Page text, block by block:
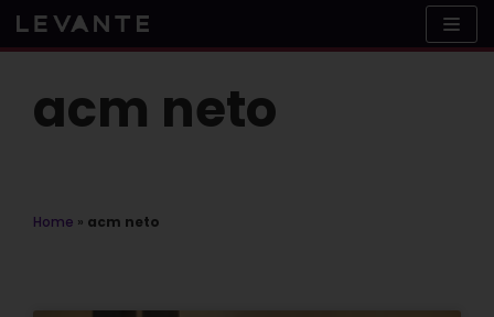
Skip
to
acm neto
Home » acm neto